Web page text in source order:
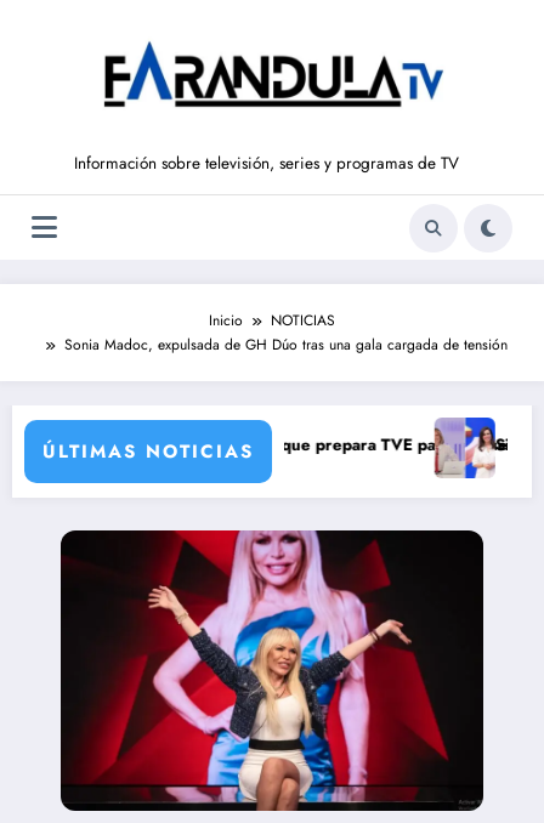
Información sobre televisión, series y programas de TV
Inicio
NOTICIAS
Sonia Madoc, expulsada de GH Dúo tras una gala cargada de tensión
ÚLTIMAS NOTICIAS
con una verdad brutal
de corresponsales que prepara TVE para su nueva temporada
Silvia